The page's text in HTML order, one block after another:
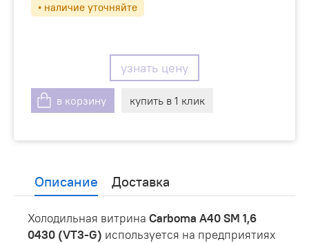
• наличие уточняйте
узнать цену
в корзину купить в 1 клик
Описание Доставка
Холодильная витрина Carboma A40 SM 1,6
0430 (VT3-G) используется на предприятиях